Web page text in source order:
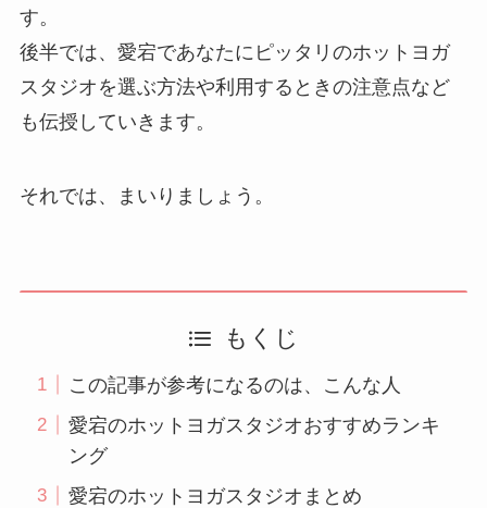
す。
後半では、愛宕であなたにピッタリのホットヨガ
スタジオを選ぶ方法や利用するときの注意点など
も伝授していきます。
それでは、まいりましょう。
もくじ
この記事が参考になるのは、こんな人
愛宕のホットヨガスタジオおすすめランキ
ング
愛宕のホットヨガスタジオまとめ